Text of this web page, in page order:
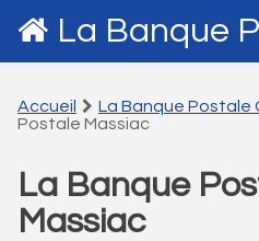
La Banque
Accueil La Banque Postale
Postale Massiac
La Banque
Massiac